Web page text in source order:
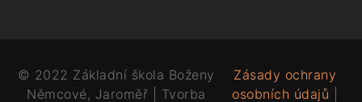
© 2022 Základní škola Boženy
Němcové, Jaroměř | Tvorba
Zásady ochrany
osobních údajů